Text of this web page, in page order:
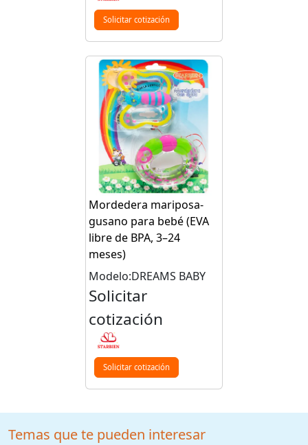
Solicitar cotización
Mordedera mariposa-
gusano para bebé (EVA
libre de BPA, 3–24
meses)
Modelo:DREAMS BABY
Solicitar
cotización
Solicitar cotización
Temas que te pueden interesar